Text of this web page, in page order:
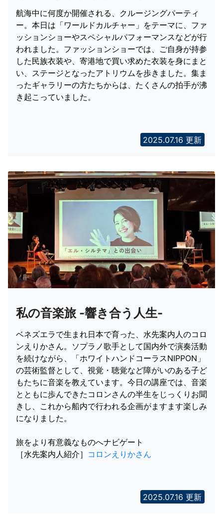
航海中に何度か開催される、クルージングパーティ
ー。本日は「ワールドカルチャー」をテーマに、ファ
ッションショーやスペシャルパフォーマンスなどが行
われました。ファッションショーでは、ご自身が持参
した民族衣装や、寄港地で買い求めた衣装を身にまと
い、ステージとなったアトリウムを歩きました。集ま
ったギャラリーの方たちからは、たくさんの拍手が沸
き起こっていました。
2025.07.16 更新
私の音楽旅 -響き合う人生-
ベネズエラで生まれ日本で育った、水先案内人のコロ
ンえりかさん。ソプラノ歌手として国内外で演奏活動
を続けながら、「ホワイトハンドコーラスNIPPON」
の芸術監督として、視覚・聴覚など障がいのある子ど
もたちに音楽を教えています。今日の講座では、音楽
とともに歩んできたコロンさんの半生をじっくりお聞
きし、これから船内で行われる企画がますます楽しみ
になりました。
旅をより有意義なものへナビゲート
［水先案内人紹介］ コロンえりかさん
2025.07.16 更新